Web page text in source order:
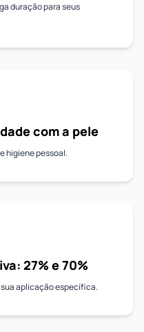
duração para seus
com a pele
higiene pessoal.
27% e 70%
aplicação específica.